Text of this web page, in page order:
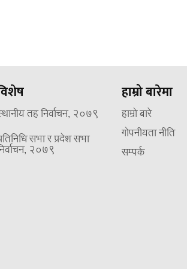
तह निर्वाचन, २०७९
सभा र प्रदेश सभा
२०७९
हाम्रो बारेमा
हाम्रो बारे
गोपनीयता नीति
सम्पर्क